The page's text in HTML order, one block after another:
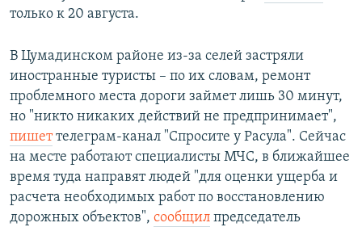
только к 20 августа.
В Цумадинском районе из-за селей застряли
иностранные туристы – по их словам, ремонт
проблемного места дороги займет лишь 30 минут,
но "никто никаких действий не предпринимает",
пишеттелеграм-канал "Спросите у Расула". Сейчас
на месте работают специалисты МЧС, в ближайшее
время туда направят людей "для оценки ущерба и
расчета необходимых работ по восстановлению
дорожных объектов", сообщил председатель